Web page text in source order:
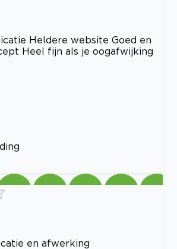
Heldere website Goed en
Heel fijn als je oogafwijking
en afwerking